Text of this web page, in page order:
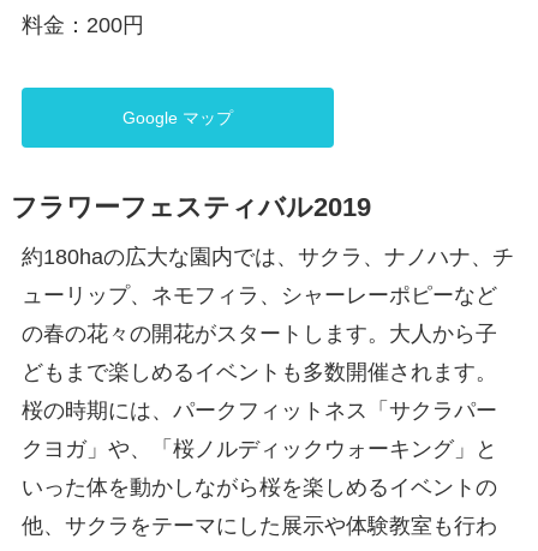
料金：200円
Google マップ
フラワーフェスティバル2019
約180haの広大な園内では、サクラ、ナノハナ、チ
ューリップ、ネモフィラ、シャーレーポピーなど
の春の花々の開花がスタートします。大人から子
どもまで楽しめるイベントも多数開催されます。
桜の時期には、パークフィットネス「サクラパー
クヨガ」や、「桜ノルディックウォーキング」と
いった体を動かしながら桜を楽しめるイベントの
他、サクラをテーマにした展示や体験教室も行わ